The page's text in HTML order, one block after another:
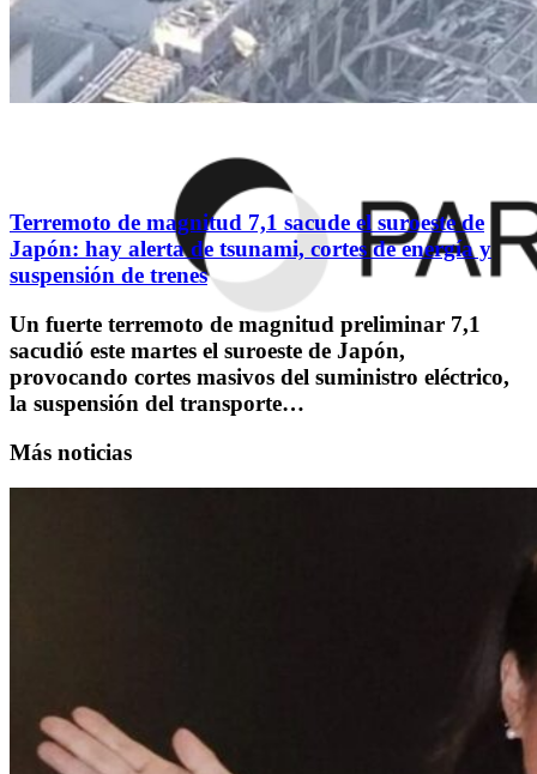
Terremoto de magnitud 7,1 sacude el suroeste de
Japón: hay alerta de tsunami, cortes de energía y
suspensión de trenes
Un fuerte terremoto de magnitud preliminar 7,1
sacudió este martes el suroeste de Japón,
provocando cortes masivos del suministro eléctrico,
la suspensión del transporte…
Más noticias